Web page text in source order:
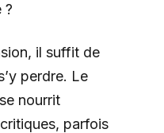
?
il suffit de
perdre. Le
nourrit
parfois